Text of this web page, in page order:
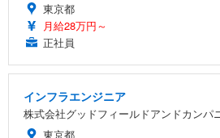
東京都
月給28万円～
正社員
インフラエンジニア
株式会社グッドフィールドアンドカンパ
東京都